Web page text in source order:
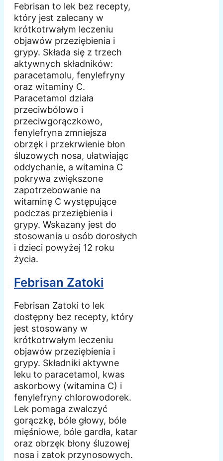
Febrisan to lek bez recepty,
który jest zalecany w
krótkotrwałym leczeniu
objawów przeziębienia i
grypy. Składa się z trzech
aktywnych składników:
paracetamolu, fenylefryny
oraz witaminy C.
Paracetamol działa
przeciwbólowo i
przeciwgorączkowo,
fenylefryna zmniejsza
obrzęk i przekrwienie błon
śluzowych nosa, ułatwiając
oddychanie, a witamina C
pokrywa zwiększone
zapotrzebowanie na
witaminę C występujące
podczas przeziębienia i
grypy. Wskazany jest do
stosowania u osób dorosłych
i dzieci powyżej 12 roku
życia.
Febrisan Zatoki
Febrisan Zatoki to lek
dostępny bez recepty, który
jest stosowany w
krótkotrwałym leczeniu
objawów przeziębienia i
grypy. Składniki aktywne
leku to paracetamol, kwas
askorbowy (witamina C) i
fenylefryny chlorowodorek.
Lek pomaga zwalczyć
gorączkę, bóle głowy, bóle
mięśniowe, bóle gardła, katar
oraz obrzęk błony śluzowej
nosa i zatok przynosowych.